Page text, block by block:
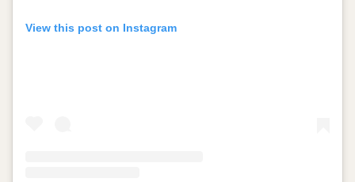
View this post on Instagram